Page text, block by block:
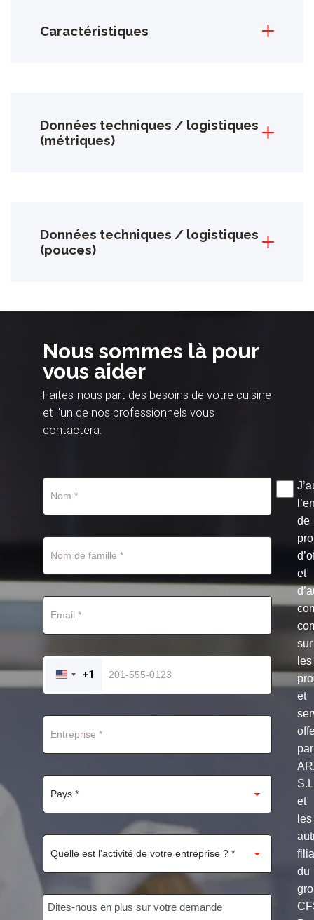
Caractéristiques
Données techniques / logistiques
(métriques)
Données techniques / logistiques
(pouces)
Nous sommes là pour
vous aider
Faites-nous part des besoins de votre cuisine
et l'un de nos professionnels vous
contactera.
UNITED
STATES
+1
de
et
sur
les
et
par
et
les
du